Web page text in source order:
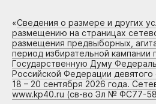
«Сведения о размере и других
размещению на страницах
размещения предвыборных,
период избирательной кампании
Государственную Думу
Российской Федерации девятого
18 – 20 сентября 2026 года.
www.kp40.ru (св-во Эл № ФС77-